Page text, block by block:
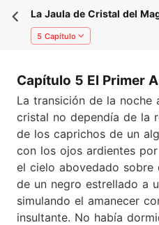
La Jaula de Cristal del
5 Capítulo
Capítulo 5 El Primer
La transición de la noche
cristal no dependía de la
de los caprichos de un
con los ojos ardientes
el cielo abovedado sobre
de un negro estrellado a
simulando el amanecer
insultante. No había